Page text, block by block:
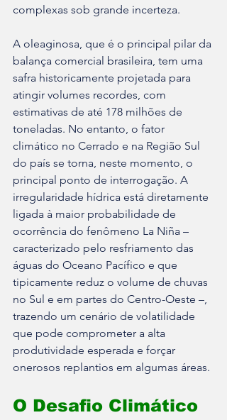
complexas sob grande incerteza.
A oleaginosa, que é o principal pilar da
balança comercial brasileira, tem uma
safra historicamente projetada para
atingir volumes recordes, com
estimativas de até 178 milhões de
toneladas. No entanto, o fator
climático no Cerrado e na Região Sul
do país se torna, neste momento, o
principal ponto de interrogação. A
irregularidade hídrica está diretamente
ligada à maior probabilidade de
ocorrência do fenômeno La Niña –
caracterizado pelo resfriamento das
águas do Oceano Pacífico e que
tipicamente reduz o volume de chuvas
no Sul e em partes do Centro-Oeste –,
trazendo um cenário de volatilidade
que pode comprometer a alta
produtividade esperada e forçar
onerosos replantios em algumas áreas.
O Desafio Climático